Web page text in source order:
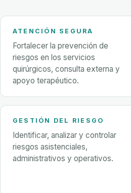
ATENCIÓN SEGURA
Fortalecer la prevención de
riesgos en los servicios
quirúrgicos, consulta externa y
apoyo terapéutico.
GESTIÓN DEL RIESGO
Identificar, analizar y controlar
riesgos asistenciales,
administrativos y operativos.